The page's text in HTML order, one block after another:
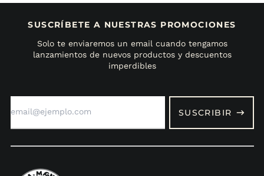
SUSCRÍBETE A NUESTRAS PROMOCIONES
Solo te enviaremos un email cuando tengamos
lanzamientos de nuevos productos y descuentos
imperdibles
SUSCRIBIR